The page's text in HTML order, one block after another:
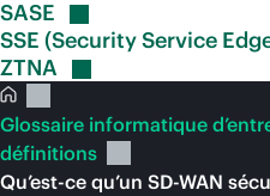
SASE
SSE (Security Service
ZTNA
Glossaire informatique
définitions
Qu’est-ce qu’un SD-WAN